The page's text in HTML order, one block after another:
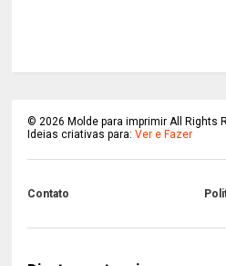
©2026 Molde para imprimir All Rights
Ideias criativas para:Ver e Fazer
Contato